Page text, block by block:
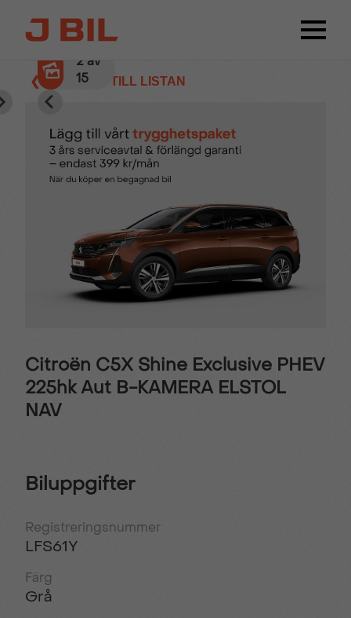
❮ TILLBAKA TILL LISTAN
2av
15
Citroën C5X Shine Exclusive PHEV
225hk Aut B-KAMERA ELSTOL
NAV
Biluppgifter
Registreringsnummer
LFS61Y
Färg
Grå